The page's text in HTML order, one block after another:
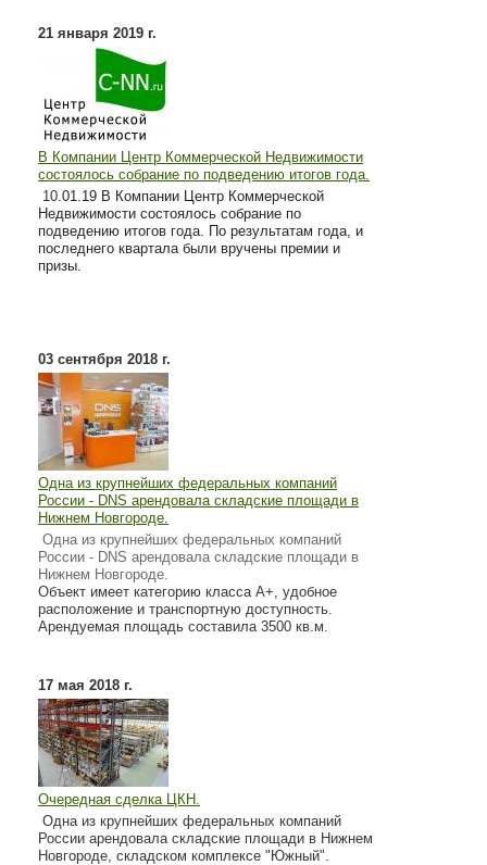
21 января 2019 г.
В Компании Центр Коммерческой Недвижимости
состоялось собрание по подведению итогов года.
10.01.19 В Компании Центр Коммерческой
Недвижимости состоялось собрание по
подведению итогов года. По результатам года, и
последнего квартала были вручены премии и
призы.
03 сентября 2018 г.
Одна из крупнейших федеральных компаний
России - DNS арендовала складские площади в
Нижнем Новгороде.
Одна из крупнейших федеральных компаний
России - DNS арендовала складские площади в
Нижнем Новгороде.
Объект имеет категорию класса А+, удобное
расположение и транспортную доступность.
Арендуемая площадь составила 3500 кв.м.
17 мая 2018 г.
Очередная сделка ЦКН.
Одна из крупнейших федеральных компаний
России арендовала складские площади в Нижнем
Новгороде, складском комплексе "Южный".